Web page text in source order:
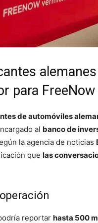
para FreeNow
de automóviles
al banco de
la agencia de noticias
que las
reportar hasta 500